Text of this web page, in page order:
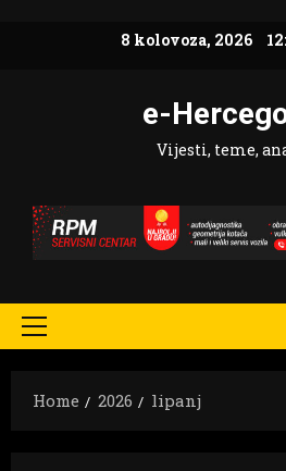
8 kolovoza, 2026
e-
Vijesti, teme,
Primary
Home
2026 lipanj